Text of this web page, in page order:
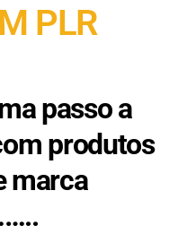
PLR
passo a
produtos
marca